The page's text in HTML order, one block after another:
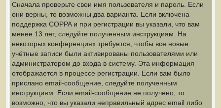
Сначала проверьте свои имя пользователя и пароль. Если
они верны, то возможны два варианта. Если включена
поддержка COPPA и при регистрации вы указали, что вам
менее 13 лет, следуйте полученным инструкциям. На
некоторых конференциях требуется, чтобы все новые
учётные записи были активированы пользователями или
администратором до входа в систему. Эта информация
отображается в процессе регистрации. Если вам было
прислано email-сообщение, следуйте полученным
инструкциям. Если email-сообщение не получено, то
возможно, что вы указали неправильный адрес email либо